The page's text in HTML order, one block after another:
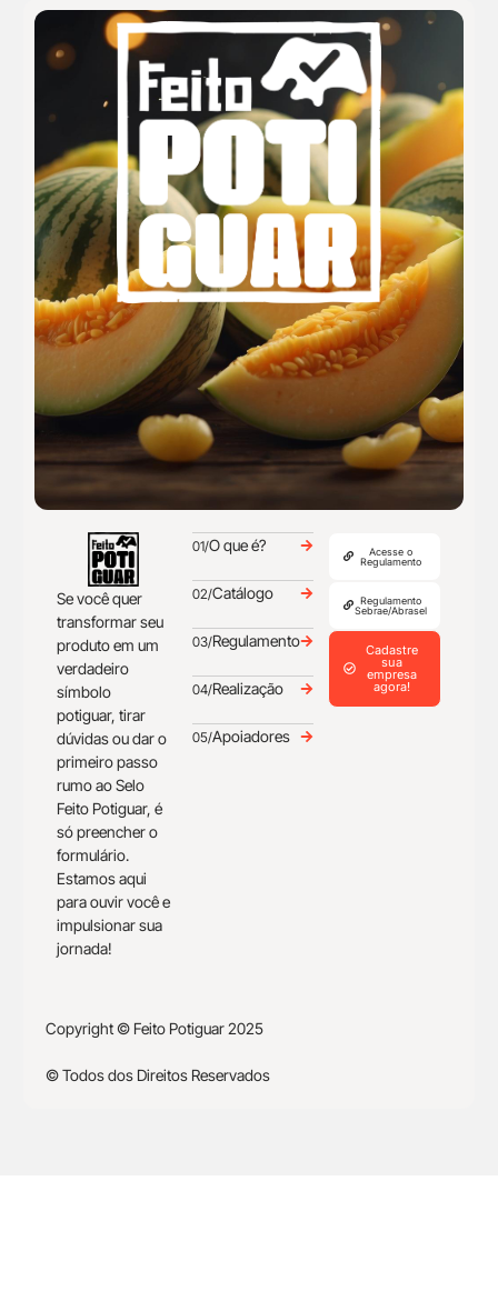
Se você quer
transformar seu
produto em um
verdadeiro
símbolo
potiguar, tirar
dúvidas ou dar o
primeiro passo
rumo ao Selo
Feito Potiguar, é
só preencher o
formulário.
Estamos aqui
para ouvir você e
impulsionar sua
jornada!
01/O que é?
02/Catálogo
03/Regulamento
04/Realização
05/Apoiadores
Acesse o
Regulamento
Regulamento
Sebrae/Abrasel
Cadastre
sua
empresa
agora!
Copyright © Feito Potiguar 2025
© Todos dos Direitos Reservados